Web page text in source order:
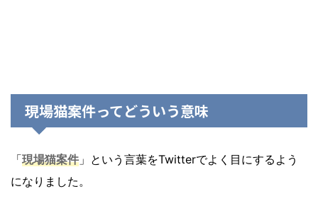
現場猫案件ってどういう意味
「現場猫案件 」という言葉をTwitterでよく目にするよう
になりました。